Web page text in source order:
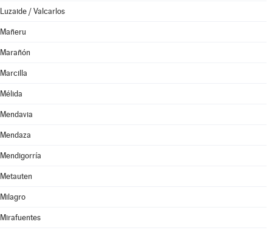
Luzaide / Valcarlos
Mañeru
Marañón
Marcilla
Mélida
Mendavia
Mendaza
Mendigorría
Metauten
Milagro
Mirafuentes